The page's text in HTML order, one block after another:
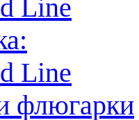
Line
Line
флюгарки